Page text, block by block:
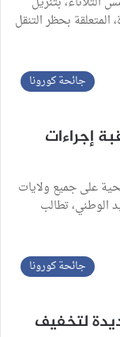
بحظر التنقل
جائحة كورونا
إجراءات
على جميع ولايات
الوطني، تطالب
جائحة كورونا
لتخفيف